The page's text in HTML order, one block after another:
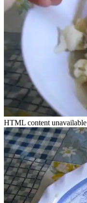
HTML content unavailable